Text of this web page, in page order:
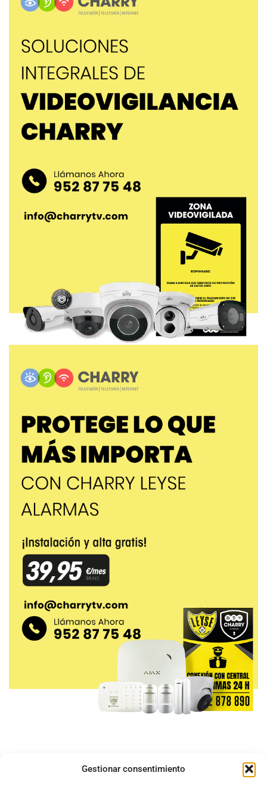
Gestionar consentimiento